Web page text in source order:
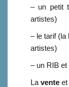
– un petit
artistes)
– le tarif (la
artistes)
– un RIB et
La vente et